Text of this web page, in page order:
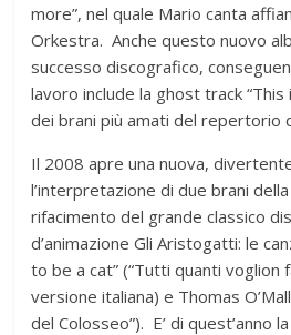
more”, nel quale Mario canta
Orkestra. Anche questo nuovo
successo discografico,
lavoro include la ghost track “This
dei brani più amati del repertorio
Il 2008 apre una nuova,
l’interpretazione di due brani
rifacimento del grande classico
d’animazione Gli Aristogatti: le
to be a cat” (“Tutti quanti voglion
versione italiana) e Thomas
del Colosseo”). E’ di quest’anno